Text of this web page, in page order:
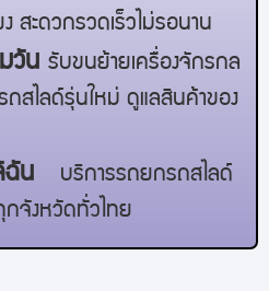
สะดวกรวดเร็วไม่รอนาน
วัน รับขนย้ายเครื่องจักรกล
สไลด์รุ่นใหม่ ดูแลสินค้าของ
ล้ฉัน
บริการรถยกรถสไลด์
จังหวัดทั่วไทย